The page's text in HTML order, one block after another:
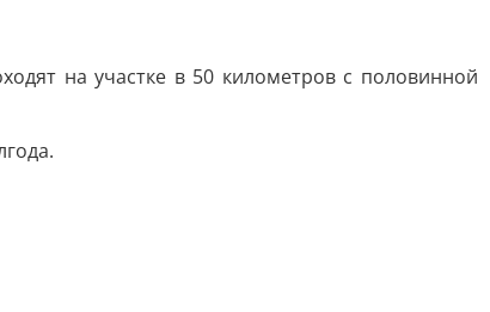
на участке в 50 километров с половинной